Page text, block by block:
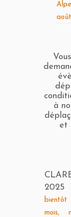
à
et
Pierre
2021